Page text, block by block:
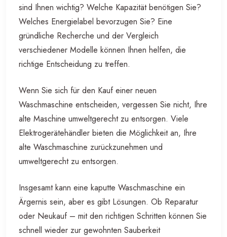
sind Ihnen wichtig? Welche Kapazität benötigen Sie?
Welches Energielabel bevorzugen Sie? Eine
gründliche Recherche und der Vergleich
verschiedener Modelle können Ihnen helfen, die
richtige Entscheidung zu treffen.
Wenn Sie sich für den Kauf einer neuen
Waschmaschine entscheiden, vergessen Sie nicht, Ihre
alte Maschine umweltgerecht zu entsorgen. Viele
Elektrogerätehändler bieten die Möglichkeit an, Ihre
alte Waschmaschine zurückzunehmen und
umweltgerecht zu entsorgen.
Insgesamt kann eine kaputte Waschmaschine ein
Ärgernis sein, aber es gibt Lösungen. Ob Reparatur
oder Neukauf – mit den richtigen Schritten können Sie
schnell wieder zur gewohnten Sauberkeit